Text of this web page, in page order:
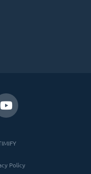
Policy